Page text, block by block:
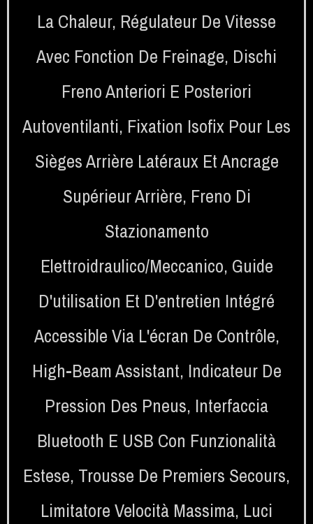
La Chaleur, Régulateur De Vitesse
Avec Fonction De Freinage, Dischi
Freno Anteriori E Posteriori
Autoventilanti, Fixation Isofix Pour Les
Sièges Arrière Latéraux Et Ancrage
Supérieur Arrière, Freno Di
Stazionamento
Elettroidraulico/meccanico, Guide
D'utilisation Et D'entretien Intégré
Accessible Via L'écran De Contrôle,
High-Beam Assistant, Indicateur De
Pression Des Pneus, Interfaccia
Bluetooth E USB Con Funzionalità
Estese, Trousse De Premiers Secours,
Limitatore Velocità Massima, Luci